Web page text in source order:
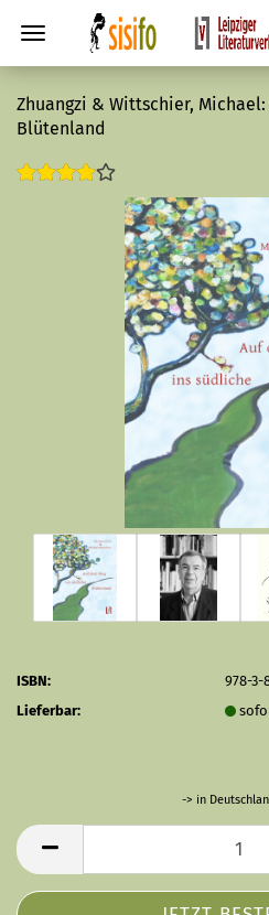
Zhuangzi & Wittschier,
Blütenland
ISBN:
978-3-
Lieferbar:
-> in